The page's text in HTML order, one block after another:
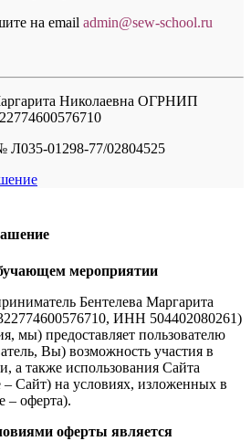
на email admin@sew-school.ru
Николаевна ОГРНИП
Л035-01298-77/02804525
мероприятии
Бентелева Маргарита
ИНН 504402080261)
мы) предоставляет пользователю
Вы) возможность участия в
а также использования Сайта
– Сайт) на условиях, изложенных в
– оферта).
оферты является